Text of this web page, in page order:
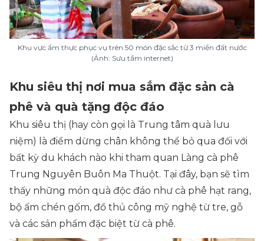
Khu vực ẩm thực phục vụ trên 50 món đặc sắc từ 3 miền đất nước
(Ảnh: Sưu tầm internet)
Khu siêu thị nơi mua sắm đặc sản cà
phê và quà tặng độc đáo
Khu siêu thị (hay còn gọi là Trung tâm quà lưu
niệm) là điểm dừng chân không thể bỏ qua đối với
bất kỳ du khách nào khi tham quan Làng cà phê
Trung Nguyên Buôn Ma Thuột. Tại đây, bạn sẽ tìm
thấy những món quà độc đáo như cà phê hạt rang,
bộ ấm chén gốm, đồ thủ công mỹ nghệ từ tre, gỗ
và các sản phẩm đặc biệt từ cà phê.